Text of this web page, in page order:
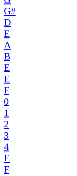
G#
D
E
A
B
E
E
F
0
1
2
3
4
E
F